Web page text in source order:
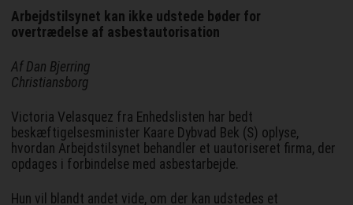
Arbejdstilsynet kan ikke udstede bøder for
overtrædelse af asbestautorisation
Af Dan Bjerring
Christiansborg
Victoria Velasquez fra Enhedslisten har bedt
beskæftigelsesminister Kaare Dybvad Bek (S) oplyse,
hvordan Arbejdstilsynet behandler et uautoriseret firma, der
opdages i forbindelse med asbestarbejde.
Hun vil blandt andet vide, om der kan udstedes et